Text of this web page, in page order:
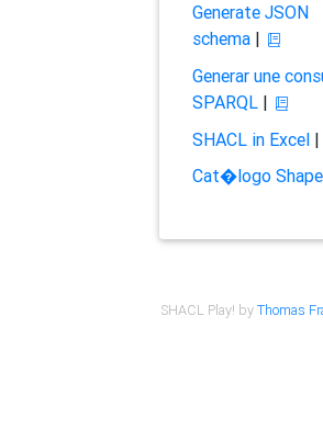
Generate JSON
schema|
Generar une
SPARQL|
SHACL in Excel|
Cat�logo
SHACL Play! byThomas